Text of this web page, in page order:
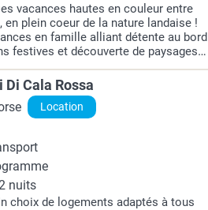
vacances hautes en couleur entre
en plein coeur de la nature landaise !
en famille alliant détente au bord
festives et découverte de paysages
? Bienvenue au camping maeva
Di Cala Rossa
Location
nuits
choix de logements adaptés à tous